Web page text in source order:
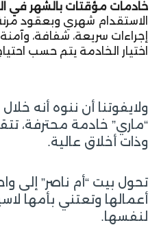
خادمات مؤقتات بالشهر في
الاستقدام شهري وبعقود
إجراءات سريعة، شفافة، وآمنة
اختيار الخادمة يتم حسب
ولايفوتنا أن ننوه أنه
“ماري” خادمة محترفة،
وذات أخلاق عالية.
تحول بيت “أم ناصر” إلى
أعمالها وتعتني بأمها
لنفسها.